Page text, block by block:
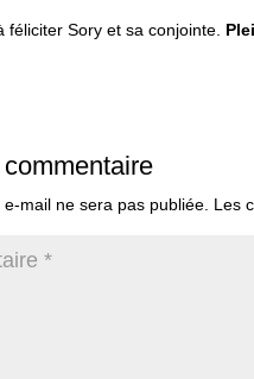
féliciter Sory et sa conjointe.
mail ne sera pas publiée. Les